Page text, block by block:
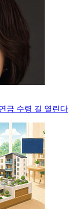
금 수령 길 열린다